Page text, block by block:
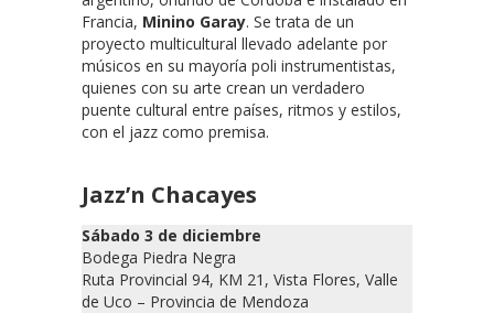
Francia, Minino Garay. Se trata de un
proyecto multicultural llevado adelante por
músicos en su mayoría poli instrumentistas,
quienes con su arte crean un verdadero
puente cultural entre países, ritmos y estilos,
con el jazz como premisa.
Jazz’n Chacayes
Sábado 3 de diciembre
Bodega Piedra Negra
Ruta Provincial 94, KM 21, Vista Flores, Valle
de Uco – Provincia de Mendoza